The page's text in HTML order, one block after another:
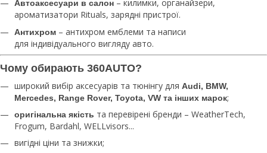
Автоаксесуари в салон – килимки, органайзери,
ароматизатори Rituals, зарядні пристрої.
Антихром – антихром емблеми та написи
для індивідуального вигляду авто.
Чому обирають 360AUTO?
широкий вибір аксесуарів та тюнінгу для Audi, BMW,
Mercedes, Range Rover, Toyota, VW та інших марок;
оригінальна якість та перевірені бренди – WeatherTech,
Frogum, Bardahl, WELLvisors...
вигідні ціни та знижки;